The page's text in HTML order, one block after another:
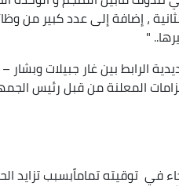
، إضافة إلى عدد كبير من
"
الرابط بين غار جبيلات وبشار
رسميا مع مطلع سنة 2026 وفقا للالتزامات المعلنة
توقيته تماماًبسبب تزايد